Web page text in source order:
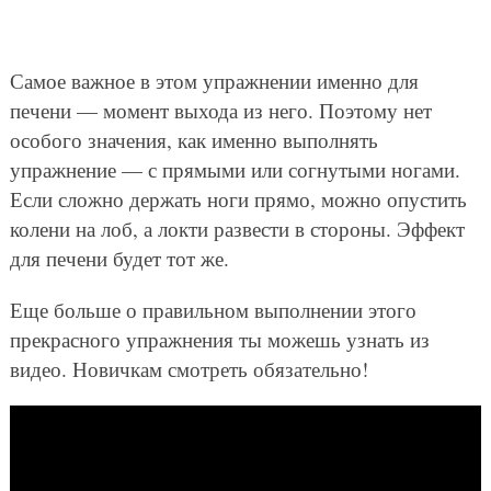
Самое важное в этом упражнении именно для
печени — момент выхода из него. Поэтому нет
особого значения, как именно выполнять
упражнение — с прямыми или согнутыми ногами.
Если сложно держать ноги прямо, можно опустить
колени на лоб, а локти развести в стороны. Эффект
для печени будет тот же.
Еще больше о правильном выполнении этого
прекрасного упражнения ты можешь узнать из
видео. Новичкам смотреть обязательно!